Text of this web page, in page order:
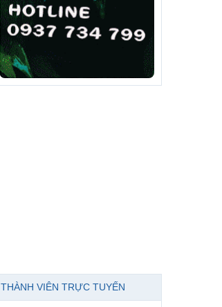
THÀNH VIÊN TRỰC TUYẾN